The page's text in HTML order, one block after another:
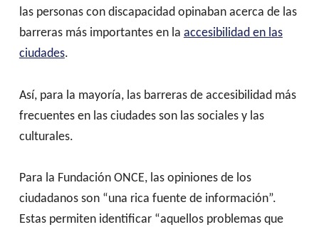
las personas con discapacidad opinaban acerca de las
barreras más importantes en la accesibilidad en las
ciudades.
Así, para la mayoría, las barreras de accesibilidad más
frecuentes en las ciudades son las sociales y las
culturales.
Para la Fundación ONCE, las opiniones de los
ciudadanos son “una rica fuente de información”.
Estas permiten identificar “aquellos problemas que